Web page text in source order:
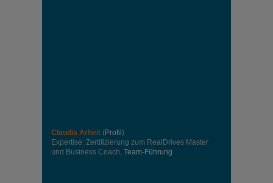
Claudia Arheit (Profil )
Expertise: Zertifizierung zum RealDrives Master
und Business Coach, Team-Führung